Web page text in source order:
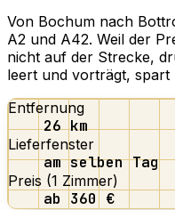
Von Bochum nach
A2 und A42. Weil der
nicht auf der Strecke,
leert und vorträgt, spart
Entfernung
26 km
Lieferfenster
am selben Tag
Preis (1 Zimmer)
ab 360 €